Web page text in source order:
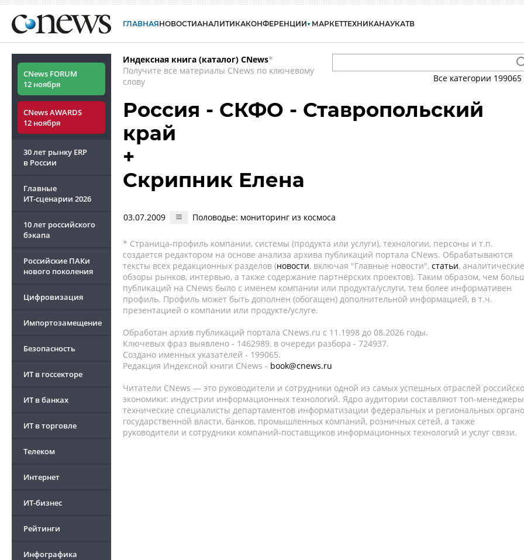
ГЛАВНАЯНОВОСТИАНАЛИТИКАКОНФЕРЕНЦИИ МАРКЕТТЕХНИКАНАУКАТВ
CNews FORUM
12 ноября
CNews AWARDS
12 ноября
30 лет рынку ERP
в России
Главные
ИТ-сценарии 2026
10 лет российского
бэкапа
Российские ПАКи
нового поколения
Цифровизация
Импортозамещение
Безопасность
ИТ в госсекторе
ИТ в банках
ИТ в торговле
Телеком
Интернет
ИТ-бизнес
Рейтинги
Инфографика
Индексная книга (каталог) CNews*
Получите все материалы CNews по ключевому
слову
Все категории 199065
Россия - СКФО - Ставропольский
край
+
Скрипник Елена
03.07.2009 Половодье: мониторинг из космоса
* Страница-профиль компании, системы (продукта или услуги), технологии, персоны и т.п.
создается редактором на основе анализа архива публикаций портала CNews. Обрабатываются
тексты всех редакционных разделов (новости, включая "Главные новости", статьи, аналитические
обзоры рынков, интервью, а также содержание партнёрских проектов). Таким образом, чем
публикаций на CNews было с именем компании или продукта/услуги, тем более информативен
профиль. Профиль может быть дополнен (обогащен) дополнительной информацией, в т.ч.
презентацией о компании или продукте/услуге.
Обработан архив публикаций портала CNews.ru c 11.1998 до 08.2026 годы.
Ключевых фраз выявлено - 1462989, в очереди разбора - 724937.
Создано именных указателей - 199065.
Редакция Индексной книги CNews - book@cnews.ru
Читатели CNews — это руководители и сотрудники одной из самых успешных отраслей
экономики: индустрии информационных технологий. Ядро аудитории составляют топ-
технические специалисты департаментов информатизации федеральных и региональных
государственной власти, банков, промышленных компаний, розничных сетей, а также
руководители и сотрудники компаний-поставщиков информационных технологий и услуг связи.